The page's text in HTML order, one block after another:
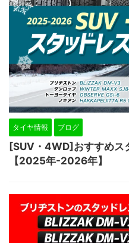
タイヤ情報 ブログ
[SUV・4WD]おすすめス
【2025年-2026年】